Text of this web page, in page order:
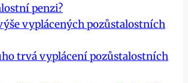
penzi?
vyplácených pozůstalostních
trvá vyplácení pozůstalostních